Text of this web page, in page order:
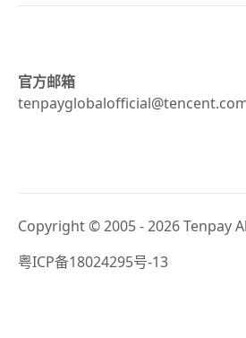
官方邮箱
Copyright © 2005 - 2026 Tenpay
粤ICP备18024295号-13